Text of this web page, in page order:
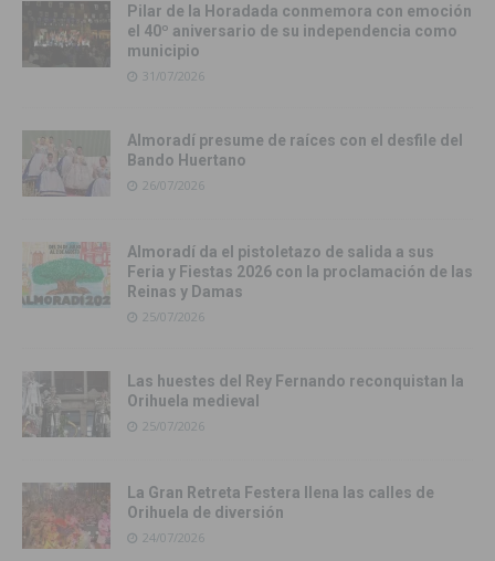
Pilar de la Horadada conmemora con emoción
el 40º aniversario de su independencia como
municipio
31/07/2026
Almoradí presume de raíces con el desfile del
Bando Huertano
26/07/2026
Almoradí da el pistoletazo de salida a sus
Feria y Fiestas 2026 con la proclamación de las
Reinas y Damas
25/07/2026
Las huestes del Rey Fernando reconquistan la
Orihuela medieval
25/07/2026
La Gran Retreta Festera llena las calles de
Orihuela de diversión
24/07/2026